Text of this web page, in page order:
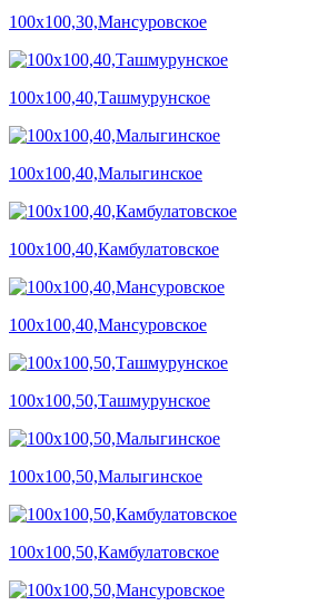
100х100,30,Мансуровское
100х100,40,Ташмурунское
100х100,40,Малыгинское
100х100,40,Камбулатовское
100х100,40,Мансуровское
100х100,50,Ташмурунское
100х100,50,Малыгинское
100х100,50,Камбулатовское